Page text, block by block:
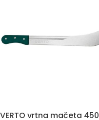
VERTO vrtna mačeta 450